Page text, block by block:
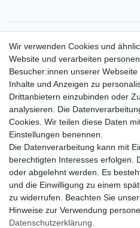
Versandkosten
Der Weg zur eigenen Klimaanlage
Inbetriebnahme &
Für Interessierte aus der Schweiz
Klimaanlage = Wärmepumpe
Hilfe
Bankverbindung:
encliso GmbH
Kreissparkasse Verl
Kto-Nr. 25007352 - BLZ 47853520
BIC/SWIFT: WELADED1WDB
IBAN: DE07 4785 3520 0025
Wir verwenden Cookies und
Website und verarbeiten
Besucher:innen unserer
Inhalte und Anzeigen zu
Drittanbietern einzubinden oder
analysieren. Die
Cookies. Wir teilen diese Daten
Einstellungen benennen.
Die Datenverarbeitung kann mit
berechtigten Interesses erfolgen.
oder abgelehnt werden. Es
und die Einwilligung zu einem
zu widerrufen. Beachten Sie unser
Hinweise zur Verwendung
Daten­schutz­erklärung